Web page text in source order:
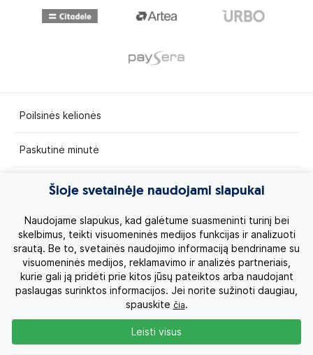
Poilsinės kelionės
Paskutinė minutė
Egzotinės kelionės
Kruizai
Kelionės po Lietuvą
Apie mus
Privatumo politika
Šioje svetainėje naudojami slapukai
Naudojame slapukus, kad galėtume suasmeninti turinį bei
skelbimus, teikti visuomeninės medijos funkcijas ir analizuoti
srautą. Be to, svetainės naudojimo informaciją bendriname su
visuomeninės medijos, reklamavimo ir analizės partneriais,
kurie gali ją pridėti prie kitos jūsų pateiktos arba naudojant
paslaugas surinktos informacijos. Jei norite sužinoti daugiau,
spauskite čia.
Leisti visus